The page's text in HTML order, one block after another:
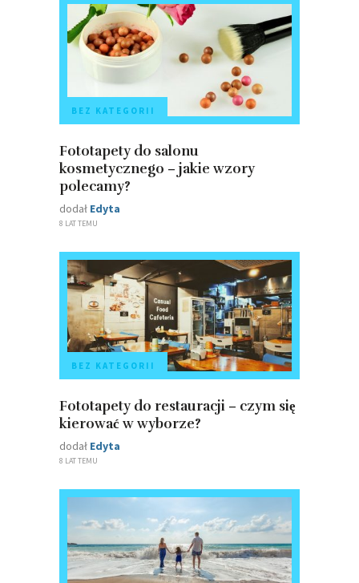
BEZ KATEGORII
Fototapety do salonu
kosmetycznego – jakie wzory
polecamy?
dodał Edyta
8 LAT TEMU
BEZ KATEGORII
Fototapety do restauracji – czym się
kierować w wyborze?
dodał Edyta
8 LAT TEMU